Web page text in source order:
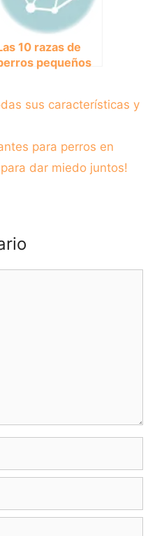
10 razas de
pequeños
para
sus características y
para perros en
dar miedo juntos!